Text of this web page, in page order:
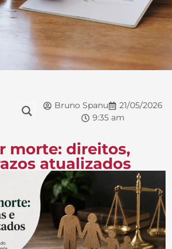
Bruno Spanu
21/05/2026
9:35 am
morte: direitos,
atualizados